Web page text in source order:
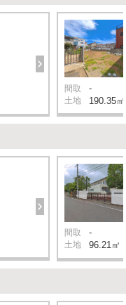
間取 -
土地 190.35㎡
間取 -
土地 96.21㎡